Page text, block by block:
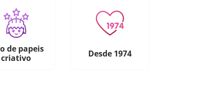
de papeis
criativo
Desde 1974